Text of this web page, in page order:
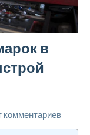
в
комментариев